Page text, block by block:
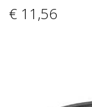
€ 11 ,56